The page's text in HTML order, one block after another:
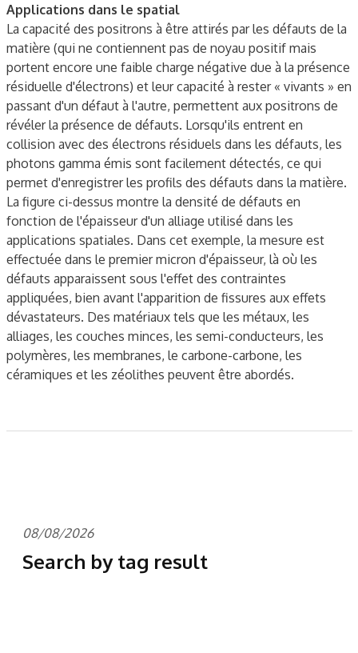
Applications dans le spatial
La capacité des positrons à être attirés par les défauts de la
matière (qui ne contiennent pas de noyau positif mais
portent encore une faible charge négative due à la présence
résiduelle d'électrons) et leur capacité à rester « vivants » en
passant d'un défaut à l'autre, permettent aux positrons de
révéler la présence de défauts. Lorsqu'ils entrent en
collision avec des électrons résiduels dans les défauts, les
photons gamma émis sont facilement détectés, ce qui
permet d'enregistrer les profils des défauts dans la matière.
La figure ci-dessus montre la densité de défauts en
fonction de l'épaisseur d'un alliage utilisé dans les
applications spatiales. Dans cet exemple, la mesure est
effectuée dans le premier micron d'épaisseur, là où les
défauts apparaissent sous l'effet des contraintes
appliquées, bien avant l'apparition de fissures aux effets
dévastateurs. Des matériaux tels que les métaux, les
alliages, les couches minces, les semi-conducteurs, les
polymères, les membranes, le carbone-carbone, les
céramiques et les zéolithes peuvent être abordés.
08/08/2026
Search by tag result